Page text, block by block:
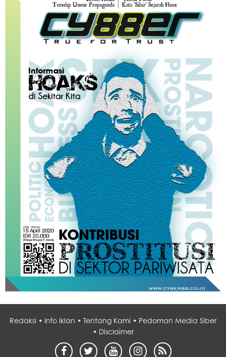
Redaksi • Info Iklan • Tentang Kami • Pedoman Media Siber
• Disclaimer